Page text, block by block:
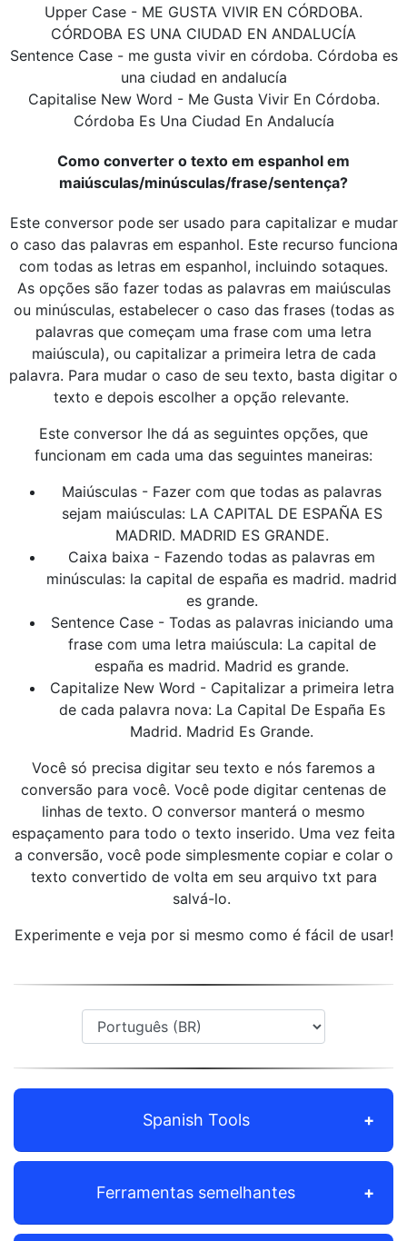
Upper Case - ME GUSTA VIVIR EN CÓRDOBA.
CÓRDOBA ES UNA CIUDAD EN ANDALUCÍA
Sentence Case - me gusta vivir en córdoba. Córdoba es
una ciudad en andalucía
Capitalise New Word - Me Gusta Vivir En Córdoba.
Córdoba Es Una Ciudad En Andalucía
Como converter o texto em espanhol em
maiúsculas/minúsculas/frase/sentença?
Este conversor pode ser usado para capitalizar e mudar
o caso das palavras em espanhol. Este recurso funciona
com todas as letras em espanhol, incluindo sotaques.
As opções são fazer todas as palavras em maiúsculas
ou minúsculas, estabelecer o caso das frases (todas as
palavras que começam uma frase com uma letra
maiúscula), ou capitalizar a primeira letra de cada
palavra. Para mudar o caso de seu texto, basta digitar o
texto e depois escolher a opção relevante.
Este conversor lhe dá as seguintes opções, que
funcionam em cada uma das seguintes maneiras:
Maiúsculas - Fazer com que todas as palavras
sejam maiúsculas: LA CAPITAL DE ESPAÑA ES
MADRID. MADRID ES GRANDE.
Caixa baixa - Fazendo todas as palavras em
minúsculas: la capital de españa es madrid. madrid
es grande.
Sentence Case - Todas as palavras iniciando uma
frase com uma letra maiúscula: La capital de
españa es madrid. Madrid es grande.
Capitalize New Word - Capitalizar a primeira letra
de cada palavra nova: La Capital De España Es
Madrid. Madrid Es Grande.
Você só precisa digitar seu texto e nós faremos a
conversão para você. Você pode digitar centenas de
linhas de texto. O conversor manterá o mesmo
espaçamento para todo o texto inserido. Uma vez feita
a conversão, você pode simplesmente copiar e colar o
texto convertido de volta em seu arquivo txt para
salvá-lo.
Experimente e veja por si mesmo como é fácil de usar!
Spanish Tools
Ferramentas semelhantes